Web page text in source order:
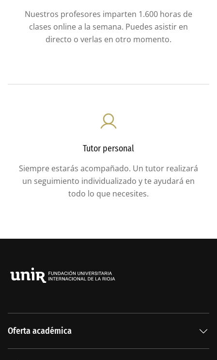
Nuestros profesores imparten 1.600 horas de
clases online a la semana. Puedes asistir en
directo o verlas en otro momento.
Tutor personal
Siempre estarás acompañado. Un tutor realizará
un seguimiento individualizado y te ayudará en
todo lo que necesites.
Oferta académica